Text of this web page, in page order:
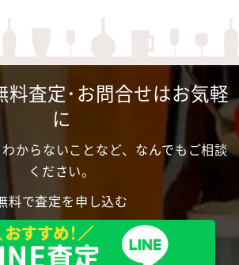
料査定･お問合せはお気軽
に
からないことなど、なんでもご相談
ください。
料で査定を申し込む